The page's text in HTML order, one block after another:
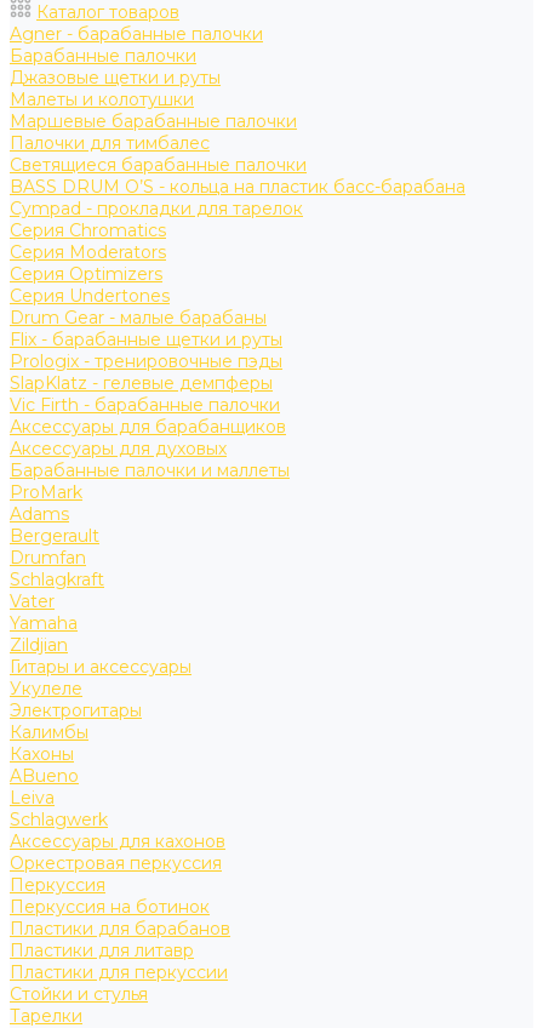
Каталог товаров
Agner - барабанные палочки
Барабанные палочки
Джазовые щетки и руты
Малеты и колотушки
Маршевые барабанные палочки
Палочки для тимбалес
Светящиеся барабанные палочки
BASS DRUM O’S - кольца на пластик басс-барабана
Cympad - прокладки для тарелок
Серия Chromatics
Серия Moderators
Серия Optimizers
Серия Undertones
Drum Gear - малые барабаны
Flix - барабанные щетки и руты
Prologix - тренировочные пэды
SlapKlatz - гелевые демпферы
Vic Firth - барабанные палочки
Аксессуары для барабанщиков
Аксессуары для духовых
Барабанные палочки и маллеты
ProMark
Adams
Bergerault
Drumfan
Schlagkraft
Vater
Yamaha
Zildjian
Гитары и аксессуары
Укулеле
Электрогитары
Калимбы
Кахоны
ABueno
Leiva
Schlagwerk
Аксессуары для кахонов
Оркестровая перкуссия
Перкуссия
Перкуссия на ботинок
Пластики для барабанов
Пластики для литавр
Пластики для перкуссии
Стойки и стулья
Тарелки